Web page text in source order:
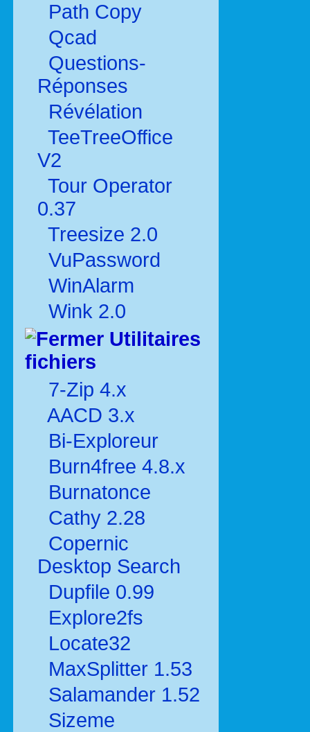
Path Copy
Qcad
Questions-
Réponses
Révélation
TeeTreeOffice
V2
Tour Operator
0.37
Treesize 2.0
VuPassword
WinAlarm
Wink 2.0
Utilitaires
fichiers
7-Zip 4.x
AACD 3.x
Bi-Exploreur
Burn4free 4.8.x
Burnatonce
Cathy 2.28
Copernic
Desktop Search
Dupfile 0.99
Explore2fs
Locate32
MaxSplitter 1.53
Salamander 1.52
Sizeme